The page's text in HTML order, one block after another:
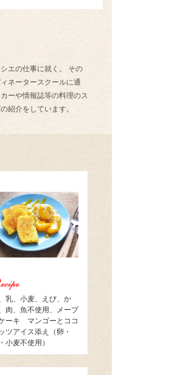
エの仕事に就く。 その
ネータースクールに通
ーや情報誌等の料理のス
紹介をしています。
乳、小麦、えび、か
肉、魚不使用、メープ
ーキ マンゴーとココ
ツアイス添え（卵・
小麦不使用）